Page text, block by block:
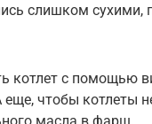
слишком сухими,
котлет с помощью
еще, чтобы котлеты